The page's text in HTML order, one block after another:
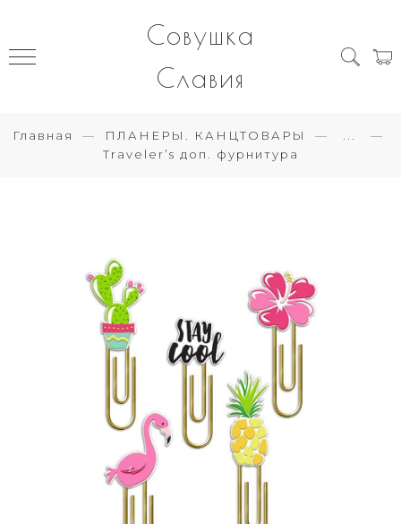
Совушка
Славия
Главная ПЛАНЕРЫ. КАНЦТОВАРЫ
Traveler’s доп. фурнитура